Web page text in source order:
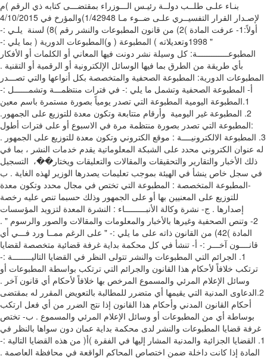
(1/42948‬واﻟﻤﺆرخ ﻓﻲ ‪4/10/2015‬‬ ‫ﻹﺻـﺪار اﻟﻘﺮار اﻟﺘﻔﺴﯿــﺮي ﻋﻠـﻰ ﺿــﻮء ﻣـﺎ
ﯾﻠـﻲ ‪-:‬‬ ‫أوﻻً‪ -1:‬ﻋﺮﻓﺖ اﻟﻤﺎدة )‪ (2‬ﻣﻦ ﻗﺎﻧﻮن اﻟﻤﻄﺒﻮﻋﺎت واﻟﻨﺸﺮ رﻗﻢ )‪ (8‬ﻟﺴﻨﺔ ‪
1998‬وﺗﻌﺪﯾﻼﺗﻪ ) اﻟﻤﻄﺒﻮﻋﺔ ( و)اﻟﻤﻄﺒﻮﻋﺎت اﻟﺪورﯾﺔ ( ﺑﻤﺎ ﯾﻠﻲ ‪-:‬‬ ‫"
اﻟﻤﻄﺒﻮﻋـــــــــــــﺔ‪ :‬ﻛﻞ وﺳﯿﻠﺔ ﻧﺸﺮ دوﻧﺖ ﻓﯿﻬﺎ اﻟﻤﻌﺎﻧﻲ أو اﻟﻜﻠﻤﺎت أو اﻷﻓﻜﺎر
ﺑﺄي ﻃﺮﯾﻘﺔ ﻣﻦ اﻟﻄﺮق ﺑﻤﺎ ﻓﯿﻬﺎ اﻟﻮﺳﺎﺋﻞ اﻹﻟﻜﺘﺮوﻧﯿﺔ أو اﻟﺮﻗﻤﯿﺔ أو اﻟﺘﻘﻨﯿﺔ ‪.‬‬
‫اﻟﻤﻄﺒﻮﻋﺎت اﻟﺪورﯾﺔ‪ :‬اﻟﻤﻄﺒﻮﻋﺔ اﻟﺼﺤﻔﯿﺔ واﻟﻤﺘﺨﺼﺼﺔ ﺑﻜﻞ أﻧﻮاﻋﻬﺎ واﻟﺘﻲ ﺗﺼـــﺪر
ﻓﻲ ﻓﺘﺮات ﻣﻨﺘﻈﻤـــﺔ وﺗﺸﻤــــــﻞ ‪-:‬‬ ‫أ‪ -‬اﻟﻤﻄﺒﻮﻋﺔ اﻟﺼﺤﻔﯿﺔ وﺗﺸﻤﻞ ﻣﺎ ﯾﻠﻲ ‪-:‬‬ ‫‪
.1‬اﻟﻤﻄﺒﻮﻋﺔ اﻟﯿﻮﻣﯿﺔ اﻟﻤﻄﺒﻮﻋﺔ اﻟﺘﻲ ﺗﺼﺪر ﯾﻮﻣﯿﺎً ﺑﺼﻮرة ﻣﺴﺘﻤﺮة ﺑﺎﺳﻢ ﻣﻌﯿﻦ
وأرﻗﺎم ﻣﺘﺘﺎﺑﻌﺔ وﺗﻜﻮن ﻣﻌﺪة ﻟﻠﺘﻮزﯾﻊ ﻋﻠﻰ اﻟﺠﻤﻬﻮر‪.‬‬ ‫‪ .2‬اﻟﻤﻄﺒﻮﻋﺔ ﻏﯿﺮ اﻟﯿﻮﻣﯿﺔ ‪
:‬اﻟﻤﻄﺒﻮﻋﺔ اﻟﺘﻲ ﺗﺼﺪر ﺑﺼﻮرة ﻣﻨﺘﻈﻤﺔ ﻣﺮة ﻓﻲ اﻻﺳﺒﻮع أو ﻋﻠﻰ ﻓﺘﺮات أﻃﻮل
وﺗﻜﻮن ﻣﻌﺪة ﻟﻠﺘﻮزﯾﻊ ﻋﻠﻰ اﻟﺠﻤﻬﻮر ‪.‬‬ ‫‪ .3‬اﻟﻤﻄﺒﻮﻋﺔ اﻻﻟﻜﺘﺮوﻧﯿــــﺔ ‪ :‬ﻣﻮﻗﻊ اﻟﻜﺘﺮوﻧﻲ
ﻟﻪ ﻋﻨﻮان اﻟﻜﺘﺮوﻧﻲ ﻣﺤﺪد ﻋﻠﻰ اﻟﺸﺒﻜﺔ اﻟﻤﻌﻠﻮﻣﺎﺗﯿﺔ ﯾﻘﺪم ﺧﺪﻣﺎت اﻟﻨﺸﺮ ‪ ،‬ﺑﻤﺎ ﻓﻲ
ذﻟﻚ اﻷﺧﺒﺎر واﻟﺘﻘﺎرﯾﺮ واﻟﺘﺤﻘﯿﻘﺎت واﻟﻤﻘﺎﻻت واﻟﺘﻌﻠﯿﻘﺎت ‪ ،��وﯾﺨﺘﺎر‬ ‫اﻟﺘﺴﺠﯿﻞ
-‬اﻟﻤﻄﺒﻮﻋﺔ اﻟﻤﺘﺨﺼﺼﺔ ‪ :‬اﻟﻤﻄﺒﻮﻋﺔ اﻟﺘﻲ ﺗﺨﺘﺺ ﻓﻲ ﻣﺠﺎل ﻣﺤﺪد وﺗﻜﻮن ﻣﻌﺪة
ﻟﻠﺘﻮزﯾﻊ ﻋﻠﻰ اﻟﻤﻌﻨﯿﯿﻦ ﺑﻬﺎ أو ﻋﻠﻰ اﻟﺠﻤﻬﻮر وذﻟﻚ ﺣﺴﺒﻤﺎ ﺗﻨﺺ ﻋﻠﯿﻪ رﺧﺼﺔ
إﺻﺪارﻫﺎ ‪.‬‬ ‫ج‪ -‬ﻧﺸﺮة وﻛﺎﻟﺔ اﻷﻧﺒـــــــــﺎء ‪ :‬اﻟﻨﺸﺮة اﻟﻤﻌﺪة ﻟﺘﺰوﯾﺪ اﻟﻤﺆﺳﺴﺎت
اﻟﺼﺤﻔﯿﺔ وﻏﯿﺮﻫﺎ ﺑﺎﻷﺧﺒﺎر واﻟﻤﻌﻠﻮﻣﺎت واﻟﻤﻘﺎﻻت واﻟﺼﻮر واﻟﺮﺳﻮم " ‪.‬‬ ‫‪ -2‬وﺗﻨﺺ
اﻟﻤﺎدة )‪ (42‬ﻣﻦ اﻟﻘﺎﻧﻮن ذاﺗﻪ ﻋﻠﻰ ﻣﺎ ﯾﻠﻲ ‪-:‬‬ ‫" ﻋﻠﻰ اﻟﺮﻏﻢ ﻣﻤــﺎ ورد ﻓـــﻲ أي
ﻗﺎﻧــــﻮن آﺧـــﺮ ‪-:‬‬ ‫أ‪ -‬ﺗﻨﺸﺄ ﻓﻲ ﻛﻞ ﻣﺤﻜﻤﺔ ﺑﺪاﯾﺔ ﻏﺮﻓﺔ ﻗﻀﺎﺋﯿﺔ ﻣﺘﺨﺼﺼﺔ ﻟﻘﻀﺎﯾﺎ
اﻟﻤﻄﺒﻮﻋﺎت واﻟﻨﺸﺮ ﺗﺘﻮﻟﻰ اﻟﻨﻈﺮ ﻓﻲ اﻟﻘﻀﺎﯾﺎ اﻟﺘﺎﻟﯿــــــــﺔ ‪-:‬‬ ‫‪ .1‬اﻟﺠﺮاﺋﻢ اﻟﺘﻲ
ﺗﺮﺗﻜﺐ ﺧﻼﻓﺎً ﻷﺣﻜﺎم ﻫﺬا اﻟﻘﺎﻧﻮن واﻟﺠﺮاﺋﻢ اﻟﺘﻲ ﺗﺮﺗﻜﺐ ﺑﻮاﺳﻄﺔ اﻟﻤﻄﺒﻮﻋﺎت أو
وﺳﺎﺋﻞ اﻹﻋﻼم اﻟﻤﺮﺋﻲ واﻟﻤﺴﻤﻮع اﻟﻤﺮﺧﺺ ﺑﻬﺎ ﺧﻼﻓﺎً ﻷﺣﻜﺎم أي ﻗﺎﻧﻮن آﺧﺮ ‪.‬‬ ‫‪
.2‬اﻟﺪﻋﺎوى اﻟﻤﺪﻧﯿﺔ اﻟﺘﻲ ﯾﻘﯿﻤﻬﺎ أي ﻣﺘﻀﺮر ﻟﻠﻤﻄﺎﻟﺒﺔ ﺑﺎﻟﺘﻌﻮﯾﺾ اﻟﻤﻘﺮر ﻟﻪ ﺑﻤﻘﺘﻀﻰ
أﺣﻜﺎم اﻟﻘﺎﻧﻮن اﻟﻤﺪﻧﻲ وأﺣﻜﺎم ﻫﺬا اﻟﻘﺎﻧﻮن إذا ﻧﺘﺞ اﻟﻀﺮر ﻣﻦ أي ﻓﻌﻞ ارﺗﻜﺐ
ﺑﻮﺳﺎﻃﺔ أي ﻣﻦ اﻟﻤﻄﺒﻮﻋﺎت أو‬ ‫وﺳﺎﺋﻞ اﻹﻋﻼم اﻟﻤﺮﺋﻲ واﻟﻤﺴﻤﻮع ‪.‬‬ ‫ب‪ -‬ﺗﺨﺘﺺ
ﻏﺮﻓﺔ ﻗﻀﺎﯾﺎ اﻟﻤﻄﺒﻮﻋﺎت واﻟﻨﺸﺮ ﻟﺪى ﻣﺤﻜﻤﺔ ﺑﺪاﯾﺔ ﻋﻤﺎن دون ﺳﻮاﻫﺎ ﺑﺎﻟﻨﻈﺮ ﻓﻲ
اﻟﻘﻀﺎﯾﺎ اﻟﺘﺎﻟﯿﺔ ‪-:‬‬ ‫‪ .1‬اﻟﻘﻀﺎﯾﺎ اﻟﺠﺰاﺋﯿﺔ واﻟﻤﺪﻧﯿﺔ اﻟﻤﺸﺎر إﻟﯿﻬﺎ ﻓﻲ اﻟﻔﻘﺮة )أ( ﻣﻦ ﻫﺬه
اﻟﻤﺎدة إذا ﻛﺎﻧﺖ داﺧﻠﺔ ﺿﻤﻦ اﺧﺘﺼﺎص اﻟﻤﺤﺎﻛﻢ اﻟﻮاﻗﻌﺔ ﻓﻲ ﻣﺤﺎﻓﻈﺔ اﻟﻌﺎﺻﻤﺔ ‪.‬‬ ‫‪